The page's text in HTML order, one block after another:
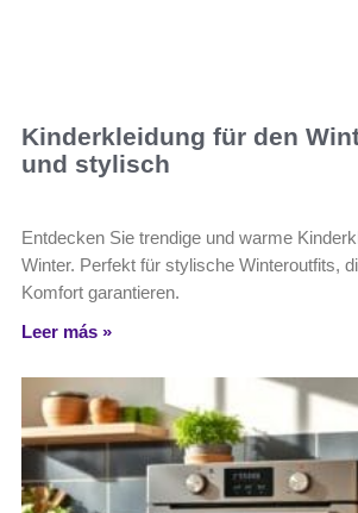
Kinderkleidung für den
und stylisch
Entdecken Sie trendige und warme
Winter. Perfekt für stylische Winteroutfits,
Komfort garantieren.
Leer más »